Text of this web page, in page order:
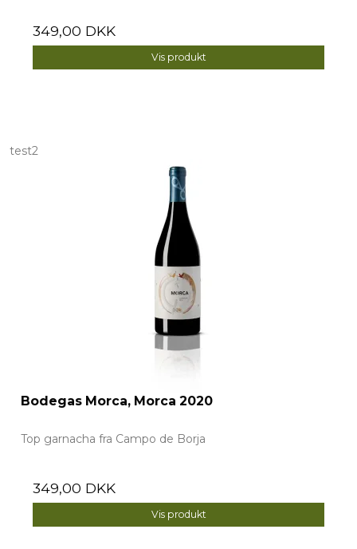
349,00 DKK
Vis produkt
test2
Bodegas Morca, Morca 2020
Top garnacha fra Campo de Borja
349,00 DKK
Vis produkt